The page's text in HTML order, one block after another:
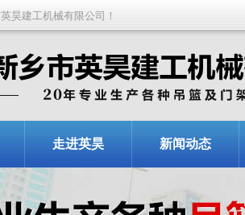
昊建工机械有限公司！
走进英昊 新闻动态